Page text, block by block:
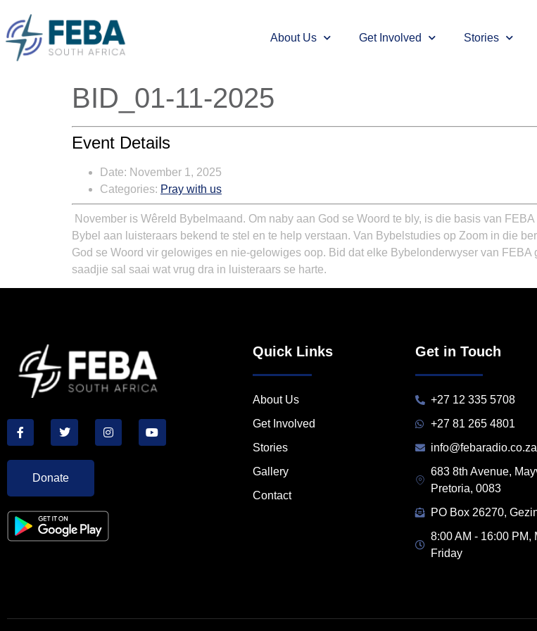
About Us Get Involved Stories
BID_01-11-2025
Event Details
Date: November 1, 2025
Categories: Pray with us
November is Wêreld Bybelmaand. Om naby aan God se Woord te bly, is die basis van
Bybel aan luisteraars bekend te stel en te help verstaan. Van Bybelstudies op Zoom in die
God se Woord vir gelowiges en nie-gelowiges oop. Bid dat elke Bybelonderwyser van FEBA
saadjie sal saai wat vrug dra in luisteraars se harte.
Donate
Quick Links
About Us
Get Involved
Stories
Gallery
Contact
Get in Touch
+27 12 335 5708
+27 81 265 4801
info@febaradio.co.za
683 8th Avenue,
Pretoria, 0083
PO Box 26270,
8:00 AM - 16:00 PM,
Friday